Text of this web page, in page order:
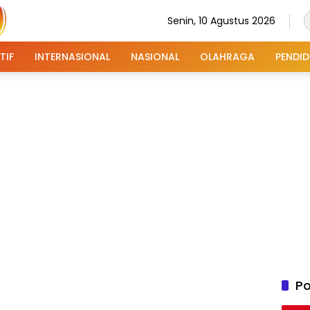
Senin, 10 Agustus 2026
INTERNASIONAL NASIONAL OLAHRAGA